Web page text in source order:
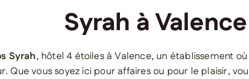
Syrah à Valence
Syrah, hôtel 4 étoiles à Valence, un établissement
Que vous soyez ici pour affaires ou pour le plaisir,